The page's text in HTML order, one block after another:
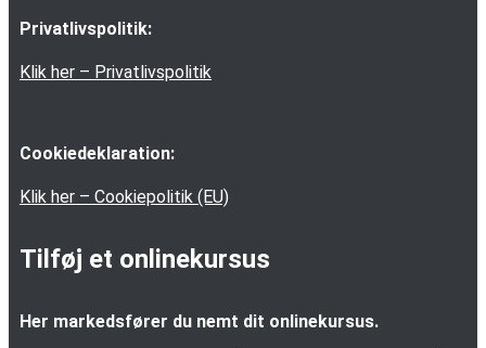
Privatlivspolitik:
Klik her – Privatlivspolitik
Cookiedeklaration:
Klik her – Cookiepolitik (EU)
Tilføj et onlinekursus
Her markedsfører du nemt dit onlinekursus.